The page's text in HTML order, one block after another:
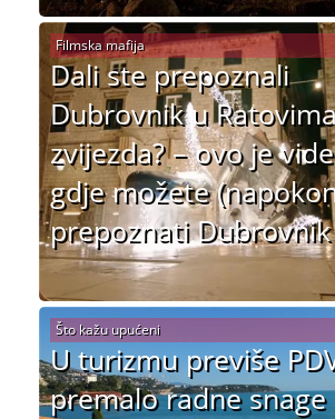
Dali ste prepoznali
Dubrovnik u
zvijezda? – ovo je
gdje možete
prepoznati Dubrovnik
Filmska mafija
U turizmu previše
premalo radne snage
Što kažu upućeni